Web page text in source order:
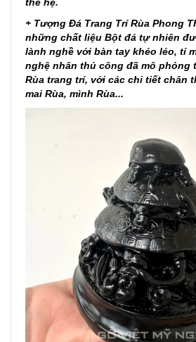
+ Tượng Đá Trang Trí Rùa Phong
những chất liệu Bột đá tự nhiên
lành nghề với bàn tay khéo léo, tỉ
nghệ nhân thủ công đã mô phỏng
Rùa trang trí, với các chi tiết chân
mai Rùa, mình Rùa...